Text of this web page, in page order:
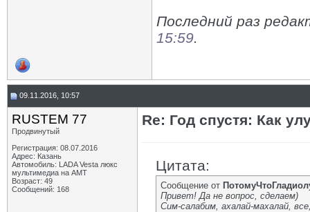
Последний раз
15:59.
09.11.2016, 10:57
RUSTEM 77
Продвинутый
Регистрация: 08.07.2016
Адрес: Казань
Автомобиль: LADA Vesta люкс
мультимедиа на АМТ
Возраст: 49
Сообщений: 168
Re: Год спустя: Как
Цитата:
Сообщение от
Привет! Да не вопрос, сделаем)
Сим-салабим, ахалай-махалай,